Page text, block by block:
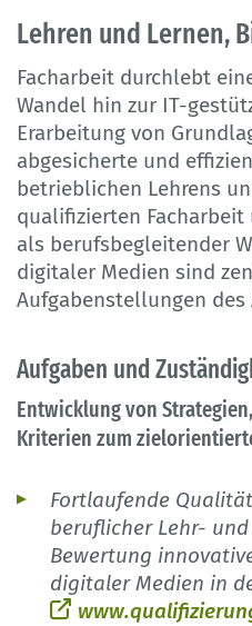
Lehren und Lernen,
Facharbeit durchlebt
Wandel hin zur IT-
Erarbeitung von
abgesicherte und
betrieblichen Lehrens
qualifizierten
als berufsbegleitender
digitaler Medien sind
Aufgabenstellungen des
Aufgaben und
Entwicklung von
Kriterien zum
Fortlaufende
beruflicher Lehr- und
Bewertung
digitaler Medien in